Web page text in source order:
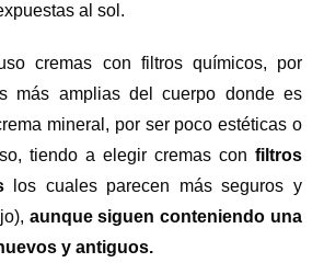
al sol.
cremas con filtros químicos, por
más amplias del cuerpo donde es
mineral, por ser poco estéticas o
tiendo a elegir cremas con filtros
los cuales parecen más seguros y
aunque siguen conteniendo una
y antiguos.